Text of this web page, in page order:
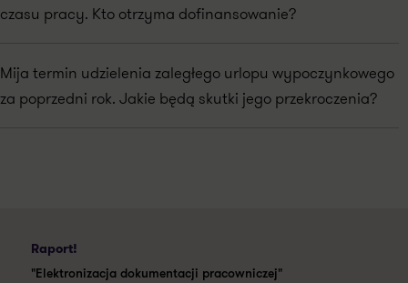
czasu pracy. Kto otrzyma dofinansowanie?
Mija termin udzielenia zaległego urlopu wypoczynkowego
za poprzedni rok. Jakie będą skutki jego przekroczenia?
Raport!
"Elektronizacja dokumentacji pracowniczej"